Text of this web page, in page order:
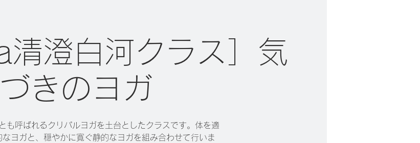
清澄白河クラス］気
づきのヨガ
も呼ばれるクリパルヨガを土台としたクラスです。体を適
ヨガと、穏やかに寛ぐ静的なヨガを組み合わせて行いま